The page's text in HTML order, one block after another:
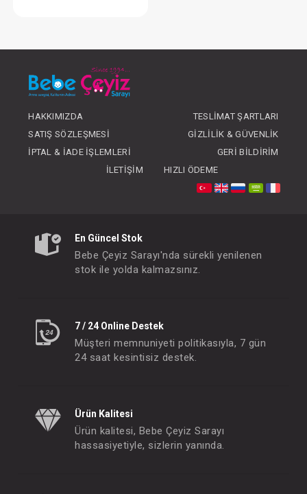
OLUNUZ
HAKKIMIZDA
TESLIMAT ŞARTLARI
SATIŞ SÖZLEŞMESI
GIZLILIK & GÜVENLIK
İPTAL & İADE İŞLEMLERI
GERI BILDIRIM
İLETIŞIM
HIZLI ÖDEME
En Güncel Stok
Bebe Çeyiz Sarayı'nda sürekli yenilenen
stok ile yolda kalmazsınız.
7 / 24 Online Destek
Müşteri memnuniyeti politikasıyla, 7 gün
24 saat kesintisiz destek.
Ürün Kalitesi
Ürün kalitesi, Bebe Çeyiz Sarayı
hassasiyetiyle, sizlerin yanında.